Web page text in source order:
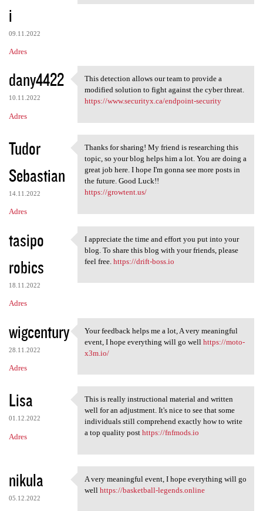
i
09.11.2022
Adres
dany4422
10.11.2022
Adres
This detection allows our
This detection allows our team to provide a
modified solution to fight against the cyber threat.
https://www.securityx.ca/endpoint-security
Tudor
Sebastian
14.11.2022
Adres
Thanks for sharing! My friend
Thanks for sharing! My friend is researching this
topic, so your blog helps him a lot. You are doing a
great job here. I hope I'm gonna see more posts in
the future. Good Luck!!
https://growtent.us/
tasipo
robics
18.11.2022
Adres
I appreciate the time and
I appreciate the time and effort you put into your
blog. To share this blog with your friends, please
feel free. https://drift-boss.io
wigcentury
28.11.2022
Adres
Your feedback helps me a lot,
Your feedback helps me a lot, A very meaningful
event, I hope everything will go well https://moto-
x3m.io/
Lisa
01.12.2022
Adres
This is really instructional
This is really instructional material and written
well for an adjustment. It's nice to see that some
individuals still comprehend exactly how to write
a top quality post https://fnfmods.io
nikula
05.12.2022
A very meaningful event, I
A very meaningful event, I hope everything will go
well https://basketball-legends.online